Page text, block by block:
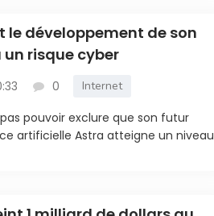
le développement de son
risque cyber
0 Internet
pouvoir exclure que son futur
artificielle Astra atteigne un niveau